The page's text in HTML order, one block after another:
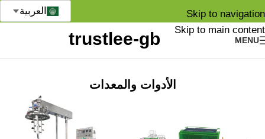
Skip to navigation
Skip to main content
MENU
العربية
الأدوات والمعدات